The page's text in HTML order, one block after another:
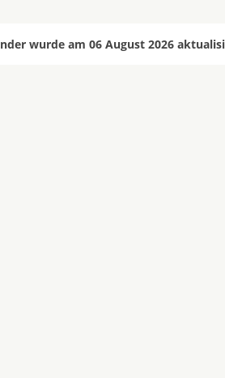
wurde am 06 August 2026